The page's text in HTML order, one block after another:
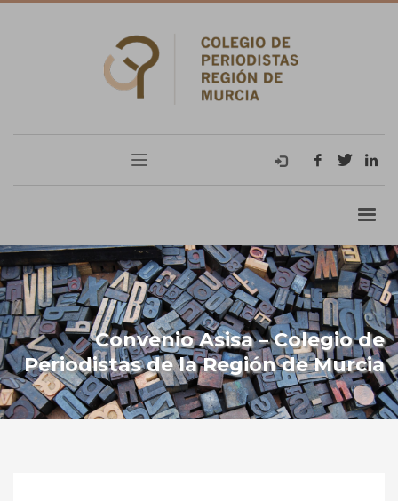
Convenio Asisa – Colegio de
Periodistas de la Región de Murcia